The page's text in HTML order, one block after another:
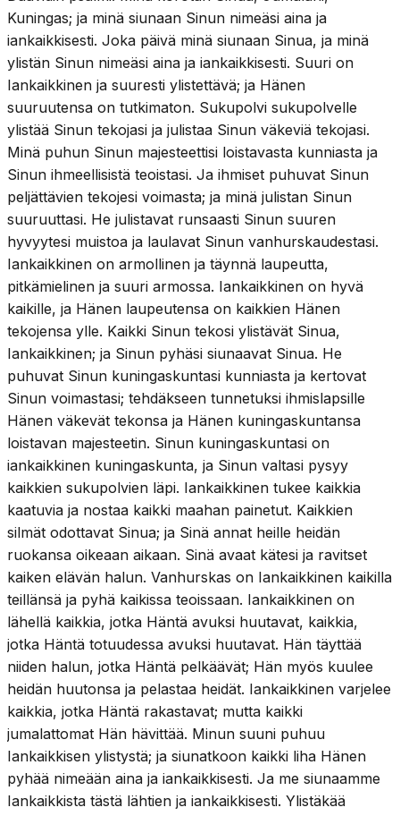
Kuningas; ja minä siunaan Sinun nimeäsi aina ja
iankaikkisesti. Joka päivä minä siunaan Sinua, ja minä
ylistän Sinun nimeäsi aina ja iankaikkisesti. Suuri on
Iankaikkinen ja suuresti ylistettävä; ja Hänen
suuruutensa on tutkimaton. Sukupolvi sukupolvelle
ylistää Sinun tekojasi ja julistaa Sinun väkeviä tekojasi.
Minä puhun Sinun majesteettisi loistavasta kunniasta ja
Sinun ihmeellisistä teoistasi. Ja ihmiset puhuvat Sinun
peljättävien tekojesi voimasta; ja minä julistan Sinun
suuruuttasi. He julistavat runsaasti Sinun suuren
hyvyytesi muistoa ja laulavat Sinun vanhurskaudestasi.
Iankaikkinen on armollinen ja täynnä laupeutta,
pitkämielinen ja suuri armossa. Iankaikkinen on hyvä
kaikille, ja Hänen laupeutensa on kaikkien Hänen
tekojensa ylle. Kaikki Sinun tekosi ylistävät Sinua,
Iankaikkinen; ja Sinun pyhäsi siunaavat Sinua. He
puhuvat Sinun kuningaskuntasi kunniasta ja kertovat
Sinun voimastasi; tehdäkseen tunnetuksi ihmislapsille
Hänen väkevät tekonsa ja Hänen kuningaskuntansa
loistavan majesteetin. Sinun kuningaskuntasi on
iankaikkinen kuningaskunta, ja Sinun valtasi pysyy
kaikkien sukupolvien läpi. Iankaikkinen tukee kaikkia
kaatuvia ja nostaa kaikki maahan painetut. Kaikkien
silmät odottavat Sinua; ja Sinä annat heille heidän
ruokansa oikeaan aikaan. Sinä avaat kätesi ja ravitset
kaiken elävän halun. Vanhurskas on Iankaikkinen kaikilla
teillänsä ja pyhä kaikissa teoissaan. Iankaikkinen on
lähellä kaikkia, jotka Häntä avuksi huutavat, kaikkia,
jotka Häntä totuudessa avuksi huutavat. Hän täyttää
niiden halun, jotka Häntä pelkäävät; Hän myös kuulee
heidän huutonsa ja pelastaa heidät. Iankaikkinen varjelee
kaikkia, jotka Häntä rakastavat; mutta kaikki
jumalattomat Hän hävittää. Minun suuni puhuu
Iankaikkisen ylistystä; ja siunatkoon kaikki liha Hänen
pyhää nimeään aina ja iankaikkisesti. Ja me siunaamme
Iankaikkista tästä lähtien ja iankaikkisesti. Ylistäkää